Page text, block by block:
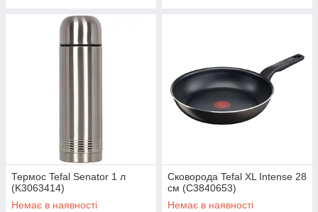
Термос Tefal Senator 1 л
(K3063414)
Немає в наявності
Сковорода Tefal XL Intense 28
см (C3840653)
Немає в наявності